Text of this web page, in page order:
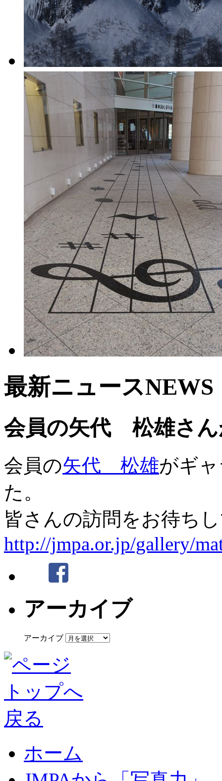
最新ニュースNEWS
会員の矢代 松雄さん
会員の矢代 松雄がギ
た。
皆さんの訪問をお待ち
http://jmpa.or.jp/gallery/
アーカイブ
アーカイブ
ホーム